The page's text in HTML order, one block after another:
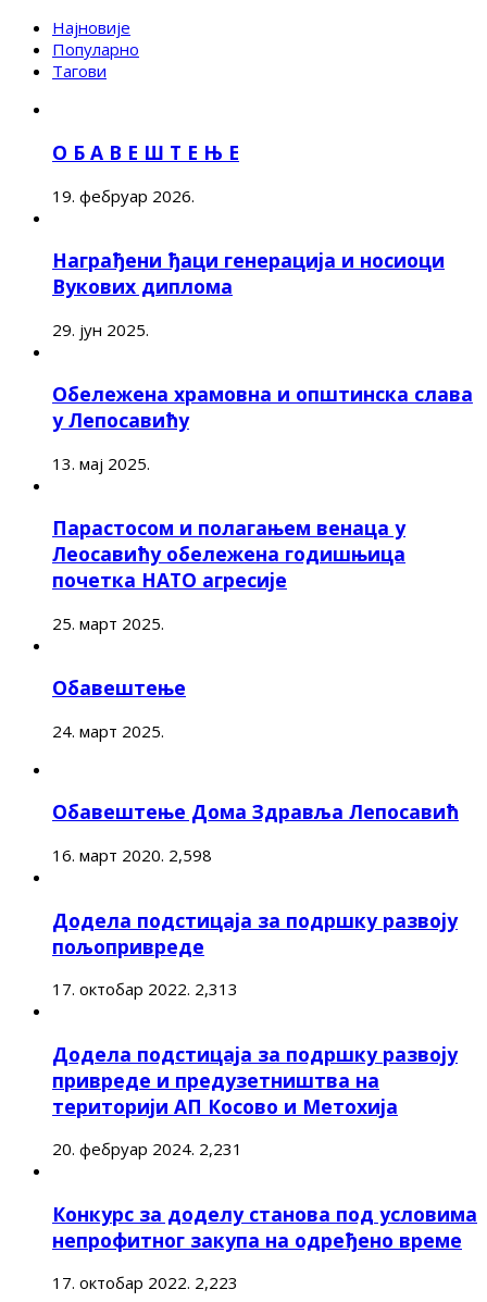
Најновије
Популарно
Тагови
О Б А В Е Ш Т Е Њ Е
19. фебруар 2026.
Награђени ђаци генерација и носиоци
Вукових диплома
29. јун 2025.
Обележена храмовна и општинска слава
у Лепосавићу
13. мај 2025.
Парастосом и полагањем венаца у
Леосавићу обележена годишњица
почетка НАТО агресије
25. март 2025.
Обавештење
24. март 2025.
Обавештење Дома Здравља Лепосавић
16. март 2020. 2,598
Додела подстицаја за подршку развоју
пољопривреде
17. октобар 2022. 2,313
Додела подстицаја за подршку развоју
привреде и предузетништва на
територији АП Косово и Метохија
20. фебруар 2024. 2,231
Конкурс за доделу станова под условима
непрофитног закупа на одређено време
17. октобар 2022. 2,223